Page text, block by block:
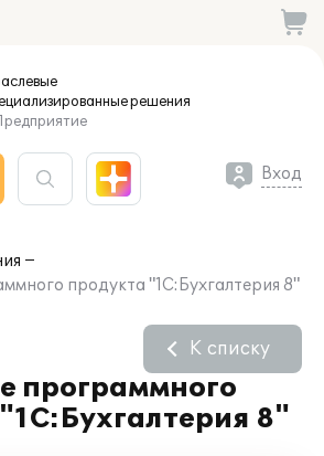
решения
Вход
продукта "1С:Бухгалтерия 8"
программного
8"
К списку